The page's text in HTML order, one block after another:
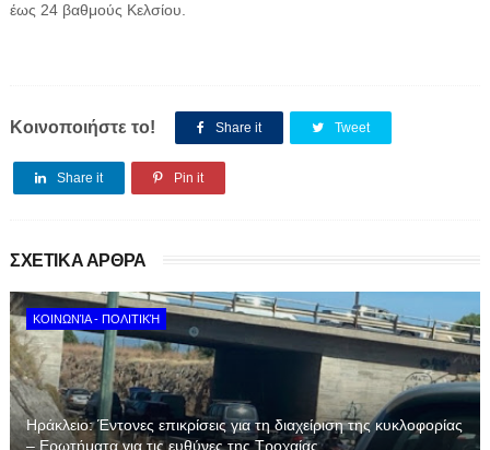
έως 24 βαθμούς Κελσίου.
Κοινοποιήστε το! Share it Tweet
Share it Pin it
ΣΧΕΤΙΚΑ ΑΡΘΡΑ
ΚΟΙΝΩΝΊΑ - ΠΟΛΙΤΙΚΉ
Ηράκλειο: Έντονες επικρίσεις για τη διαχείριση της κυκλοφορίας
– Ερωτήματα για τις ευθύνες της Τροχαίας